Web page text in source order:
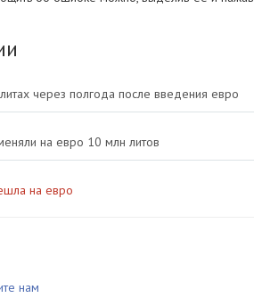
через полгода после введения евро
на евро 10 млн литов
на евро
нам